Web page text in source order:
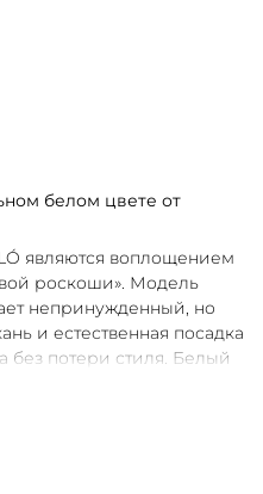
белом цвете от
являются воплощением
роскоши». Модель
непринужденный, но
и естественная посадка
потери стиля. Белый
рубашка легко